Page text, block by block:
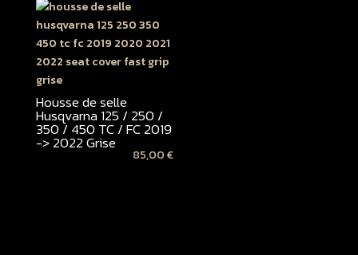
Housse de selle
Husqvarna 125 / 250 /
350 / 450 TC / FC 2019
-> 2022 Grise
85,00€